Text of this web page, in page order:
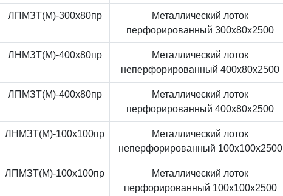
ЛПМЗТ(М)-300x80пр
Металлический лоток
перфорированный 300x80x2500
ЛНМЗТ(М)-400x80пр
Металлический лоток
неперфорированный 400x80x2500
ЛПМЗТ(М)-400x80пр
Металлический лоток
перфорированный 400x80x2500
ЛНМЗТ(М)-100x100пр
Металлический лоток
неперфорированный 100x100x2500
ЛПМЗТ(М)-100x100пр
Металлический лоток
перфорированный 100x100x2500